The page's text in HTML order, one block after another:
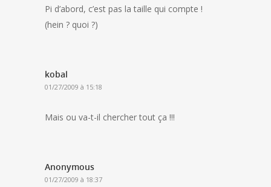
Pi d’abord, c’est pas la taille qui compte !
(hein ? quoi ?)
kobal
01/27/2009 à 15:18
Mais ou va-t-il chercher tout ça !!!
Anonymous
01/27/2009 à 18:37